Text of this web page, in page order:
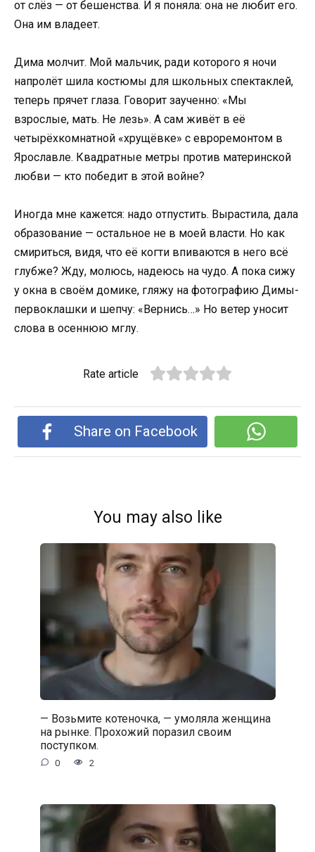
от слёз — от бешенства. И я поняла: она не любит его.
Она им владеет.
Дима молчит. Мой мальчик, ради которого я ночи
напролёт шила костюмы для школьных спектаклей,
теперь прячет глаза. Говорит заученно: «Мы
взрослые, мать. Не лезь». А сам живёт в её
четырёхкомнатной «хрущёвке» с евроремонтом в
Ярославле. Квадратные метры против материнской
любви — кто победит в этой войне?
Иногда мне кажется: надо отпустить. Вырастила, дала
образование — остальное не в моей власти. Но как
смириться, видя, что её когти впиваются в него всё
глубже? Жду, молюсь, надеюсь на чудо. А пока сижу
у окна в своём домике, гляжу на фотографию Димы-
первоклашки и шепчу: «Вернись…» Но ветер уносит
слова в осеннюю мглу.
Rate article
Share on Facebook
You may also like
— Возьмите котеночка, — умоляла женщина
на рынке. Прохожий поразил своим
поступком.
0 2